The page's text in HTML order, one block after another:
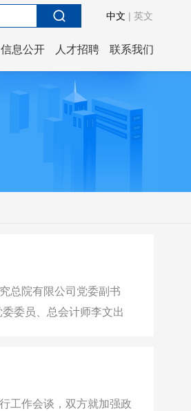
中文 |英文
信息公开 人才招聘 联系我们
总院有限公司党委副书
委员、总会计师李文出
工作会谈，双方就加强政